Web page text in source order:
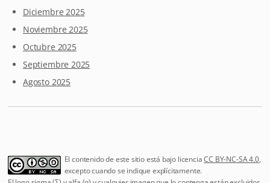
Diciembre 2025
Noviembre 2025
Octubre 2025
Septiembre 2025
Agosto 2025
El contenido de este sitio está bajo licenciaCC BY-NC-SA 4.0,
excepto cuando se indique explícitamente.